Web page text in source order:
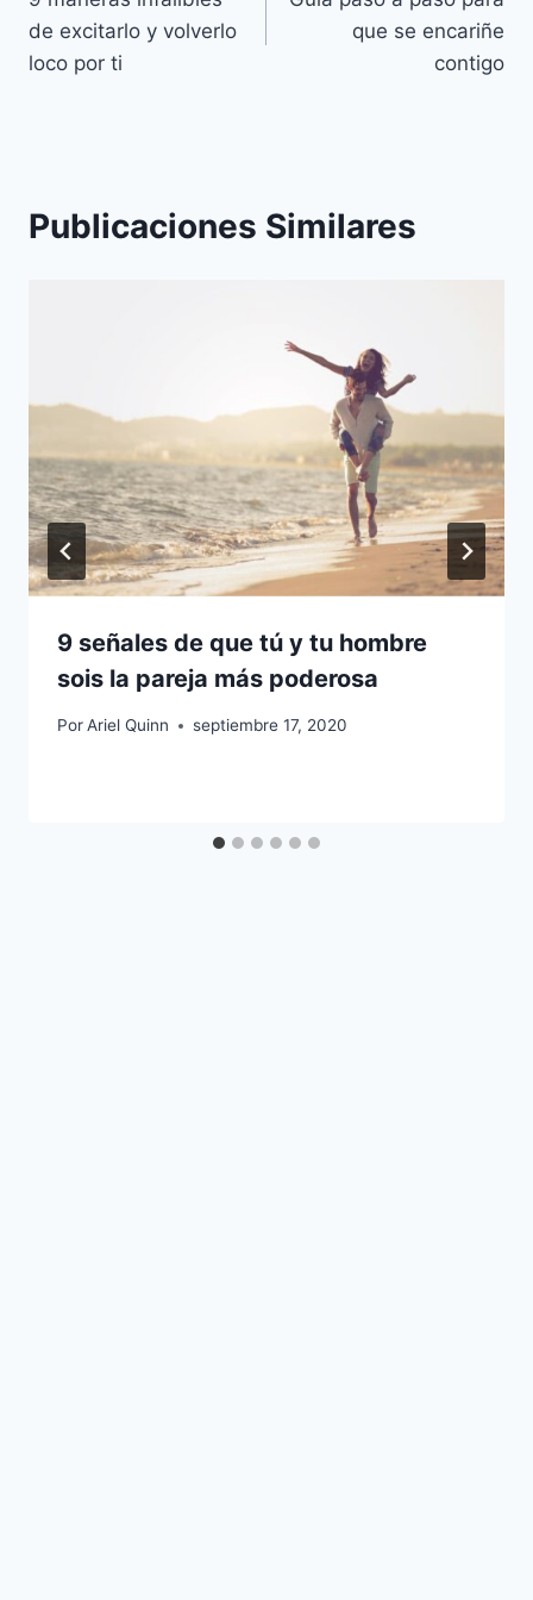
de
entradas
de excitarlo y volverlo
loco por ti
que se encariñe
contigo
Publicaciones Similares
9 señales de que tú y tu hombre
sois la pareja más poderosa
PorAriel Quinn septiembre 17, 2020